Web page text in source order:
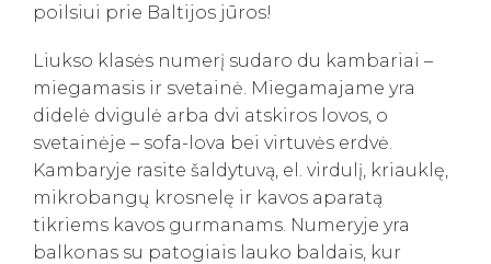
poilsiui prie Baltijos jūros!
Liukso klasės numerį sudaro du kambariai –
miegamasis ir svetainė. Miegamajame yra
didelė dvigulė arba dvi atskiros lovos, o
svetainėje – sofa-lova bei virtuvės erdvė.
Kambaryje rasite šaldytuvą, el. virdulį, kriauklę,
mikrobangų krosnelę ir kavos aparatą
tikriems kavos gurmanams. Numeryje yra
balkonas su patogiais lauko baldais, kur